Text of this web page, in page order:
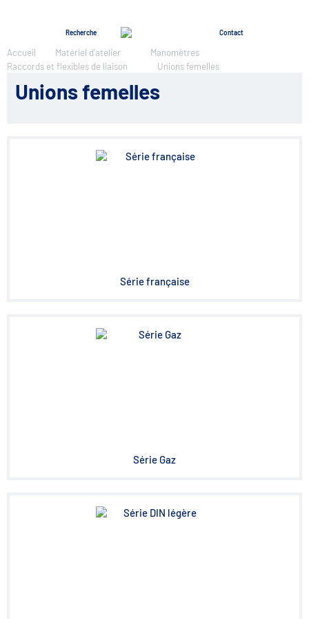
Recherche Contact
Accueil Matériel d'atelier
Manomètres
Raccords et flexibles de liaison
Unions femelles
Unions femelles
Série française
Série Gaz